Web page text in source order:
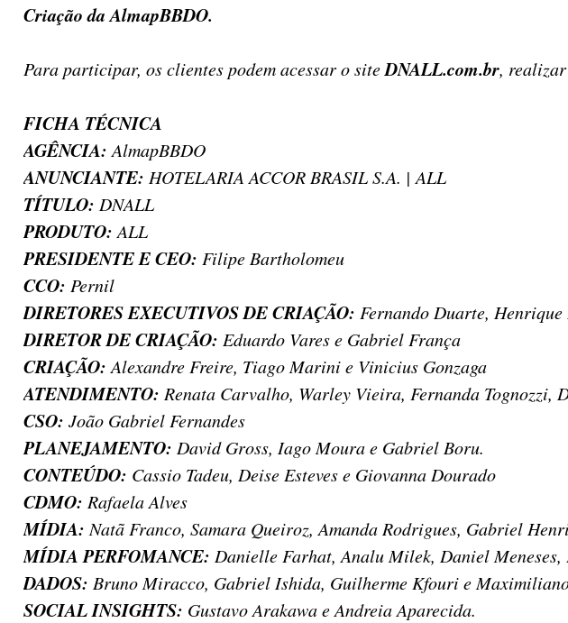
Criação da AlmapBBDO.
Para participar, os clientes podem acessar o siteDNALL.com.br, realizar
FICHA TÉCNICA
AGÊNCIA: AlmapBBDO
ANUNCIANTE: HOTELARIA ACCOR BRASIL S.A. | ALL
TÍTULO: DNALL
PRODUTO: ALL
PRESIDENTE E CEO: Filipe Bartholomeu
CCO: Pernil
DIRETORES EXECUTIVOS DE CRIAÇÃO: Fernando Duarte,
DIRETOR DE CRIAÇÃO: Eduardo Vares e Gabriel França
CRIAÇÃO: Alexandre Freire, Tiago Marini e Vinicius Gonzaga
ATENDIMENTO: Renata Carvalho, Warley Vieira, Fernanda Tognozzi,
CSO: João Gabriel Fernandes
PLANEJAMENTO: David Gross, Iago Moura e Gabriel Boru.
CONTEÚDO: Cassio Tadeu, Deise Esteves e Giovanna Dourado
CDMO: Rafaela Alves
MÍDIA:Natã Franco, Samara Queiroz, Amanda Rodrigues, Gabriel
MÍDIA PERFOMANCE: Danielle Farhat, Analu Milek, Daniel
DADOS: Bruno Miracco, Gabriel Ishida, Guilherme Kfouri e
SOCIAL INSIGHTS: Gustavo Arakawa e Andreia Aparecida.